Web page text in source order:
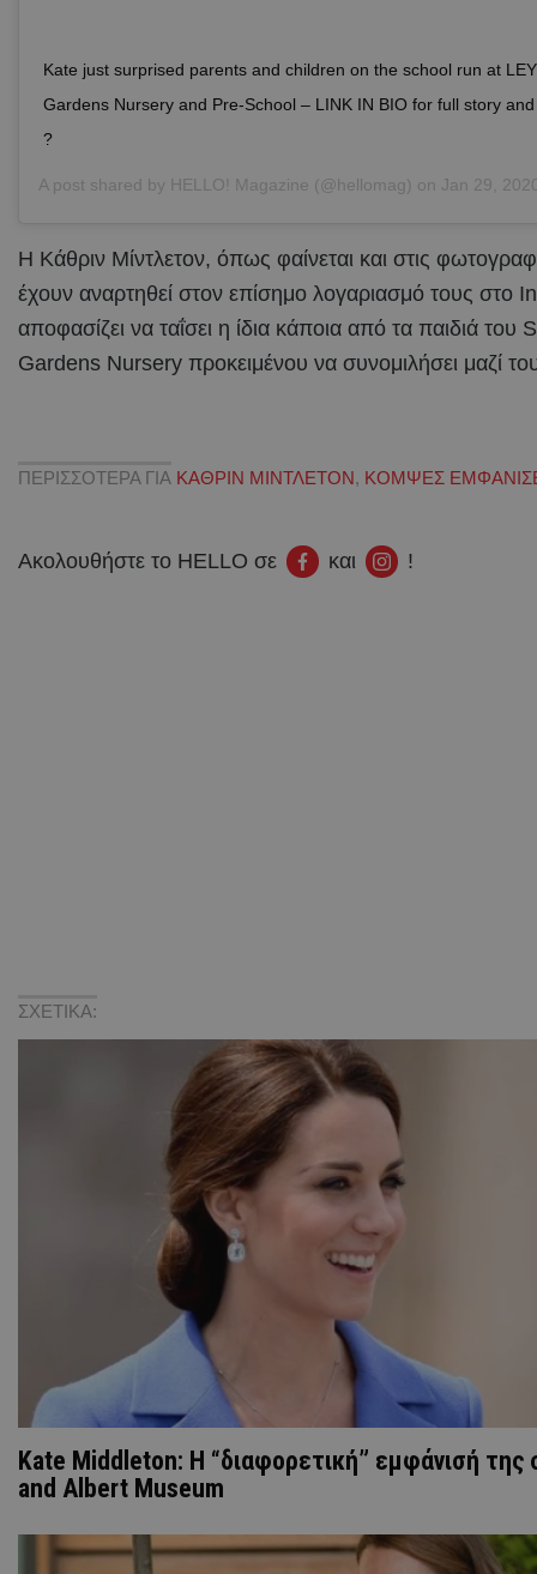
Kate just surprised parents and children on the school run at
Gardens Nursery and Pre-School – LINK IN BIO for full story
?
A post shared by HELLO! Magazine (@hellomag) on Jan 29, 2020
Η Κάθριν Μίντλετον, όπως φαίνεται και στις
έχουν αναρτηθεί στον επίσημο λογαριασμό τους στο
αποφασίζει να ταΐσει η ίδια κάποια από τα παιδιά του
Gardens Nursery προκειμένου να συνομιλήσει μαζί
ΠΕΡΙΣΣΟΤΕΡΑ ΓΙΑ ΚΑΘΡΙΝ ΜΙΝΤΛΕΤΟΝ, ΚΟΜΨΕΣ
Ακολουθήστε το HELLO σε και !
ΣΧΕΤΙΚΑ:
Kate Middleton: Η “διαφορετική” εμφάνισή
and Albert Museum